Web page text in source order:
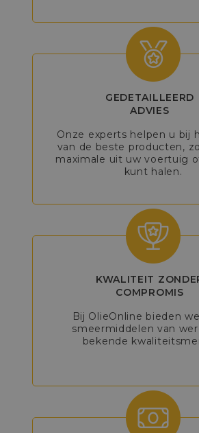
GEDETAILLEERD
ADVIES
Onze experts helpen u bij
van de beste producten,
maximale uit uw voertuig
kunt halen.
KWALITEIT
COMPROMIS
Bij OlieOnline bieden
smeermiddelen van
bekende